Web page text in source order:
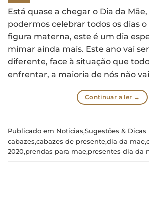
Está quase a chegar o Dia da
podermos celebrar todos os dias o
figura materna, este é um dia
mimar ainda mais. Este ano vai
diferente, face à situação que
enfrentar, a maioria de nós não
Continuar a ler →
Publicado em Notícias,Sugestões & Dicas
cabazes,cabazes de presente,dia da mae,
2020,prendas para mae,presentes dia da